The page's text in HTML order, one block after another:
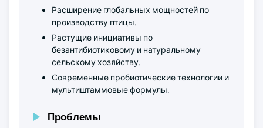
Расширение глобальных мощностей по
производству птицы.
Растущие инициативы по
безантибиотиковому и натуральному
сельскому хозяйству.
Современные пробиотические технологии и
мультиштаммовые формулы.
Проблемы